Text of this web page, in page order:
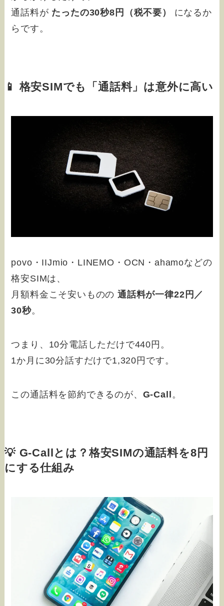
通話料が たったの30秒8円（税不要）
になるか
らです。
📱 格安SIMでも「通話料」は意外に高い
povo・IIJmio・LINEMO・OCN・ahamoなどの
格安SIMは、
月額料金こそ安いものの通話料が一律22円／
30秒。
つまり、10分電話しただけで440円。
1か月に30分話すだけで1,320円です。
この通話料を節約できるのが、 G-Call 。
💡 G-Callとは？格安SIMの通話料を8円
にする仕組み